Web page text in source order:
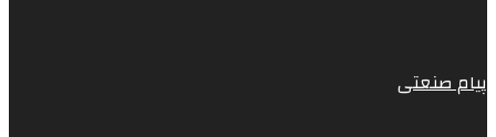
پیام صنعتی